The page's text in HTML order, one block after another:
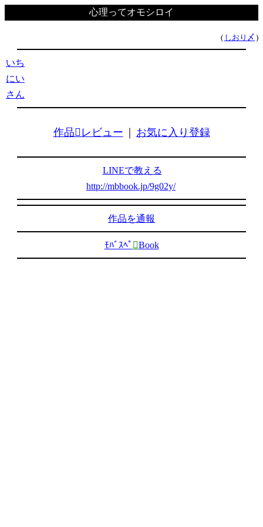
心理ってオモシロイ
( しおり〆 )
いち
にい
さん
作品レビュー お気に入り登録
LINEで教える
http://mbbook.jp/9g02y/
作品を通報
ﾓﾊﾞｽﾍﾟ Book